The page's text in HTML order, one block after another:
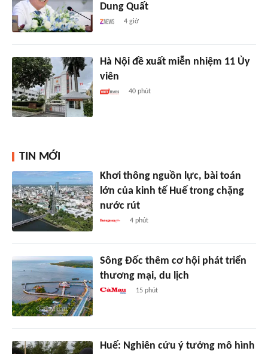
Dung Quất
4 giờ
Hà Nội đề xuất miễn nhiệm 11 Ủy
viên
40 phút
TIN MỚI
Khơi thông nguồn lực, bài toán
lớn của kinh tế Huế trong chặng
nước rút
4 phút
Sông Đốc thêm cơ hội phát triển
thương mại, du lịch
15 phút
Huế: Nghiên cứu ý tưởng mô hình